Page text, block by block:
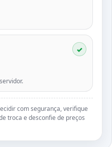
com segurança, verifique
troca e desconfie de preços